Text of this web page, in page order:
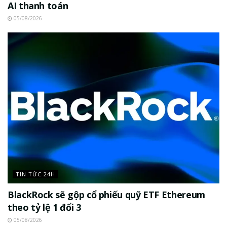
AI thanh toán
05/08/2026
TIN TỨC 24H
BlackRock sẽ gộp cổ phiếu quỹ ETF Ethereum
theo tỷ lệ 1 đổi 3
05/08/2026